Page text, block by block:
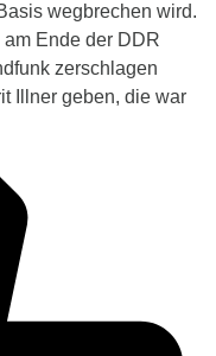
wegbrechen wird.
Ende der DDR
zerschlagen
Illner geben, die war